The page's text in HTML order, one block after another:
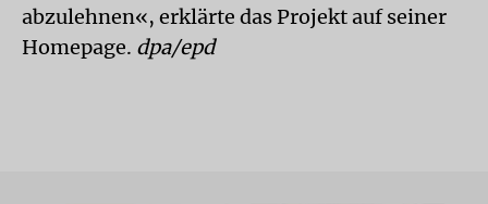
abzulehnen«, erklärte das Projekt auf seiner
Homepage. dpa/epd